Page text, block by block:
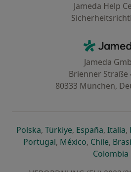
Jameda Help
Jameda
Brienner Straße
80333 München,
Polskaöffnet in einer neuen
, Türkiyeöffnet in einer
, Españaöffnet
, Italia,
Portugalöffnet in einer
, Méxicoöffnet in
, Chile,
Colombia